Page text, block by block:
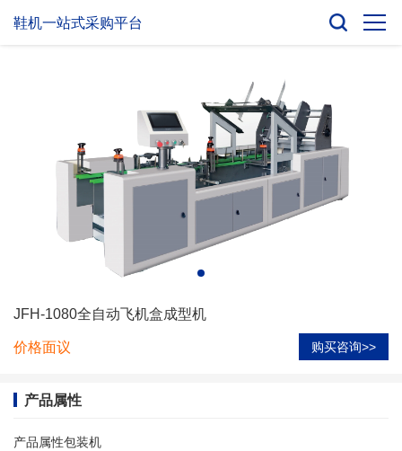
鞋机一站式采购平台
JFH-1080全自动飞机盒成型机
价格面议 购买咨询>>
产品属性
产品属性包装机